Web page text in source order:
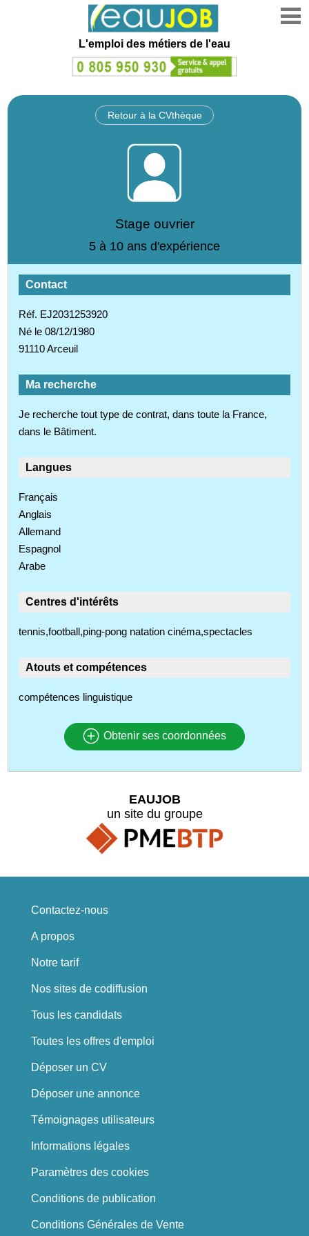
L'emploi des métiers de l'eau
Retour à la CVthèque
Stage ouvrier
5 à 10 ans d'expérience
Contact
Réf. EJ2031253920
Né le 08/12/1980
91110 Arceuil
Ma recherche
Je recherche tout type de contrat, dans toute la France,
dans le Bâtiment.
Langues
Français
Anglais
Allemand
Espagnol
Arabe
Centres d'intérêts
tennis,football,ping-pong natation cinéma,spectacles
Atouts et compétences
compétences linguistique
Obtenir ses coordonnées
EAUJOB
un site du groupe
Contactez-nous
A propos
Notre tarif
Nos sites de codiffusion
Tous les candidats
Toutes les offres d'emploi
Déposer un CV
Déposer une annonce
Témoignages utilisateurs
Informations légales
Paramètres des cookies
Conditions de publication
Conditions Générales de Vente